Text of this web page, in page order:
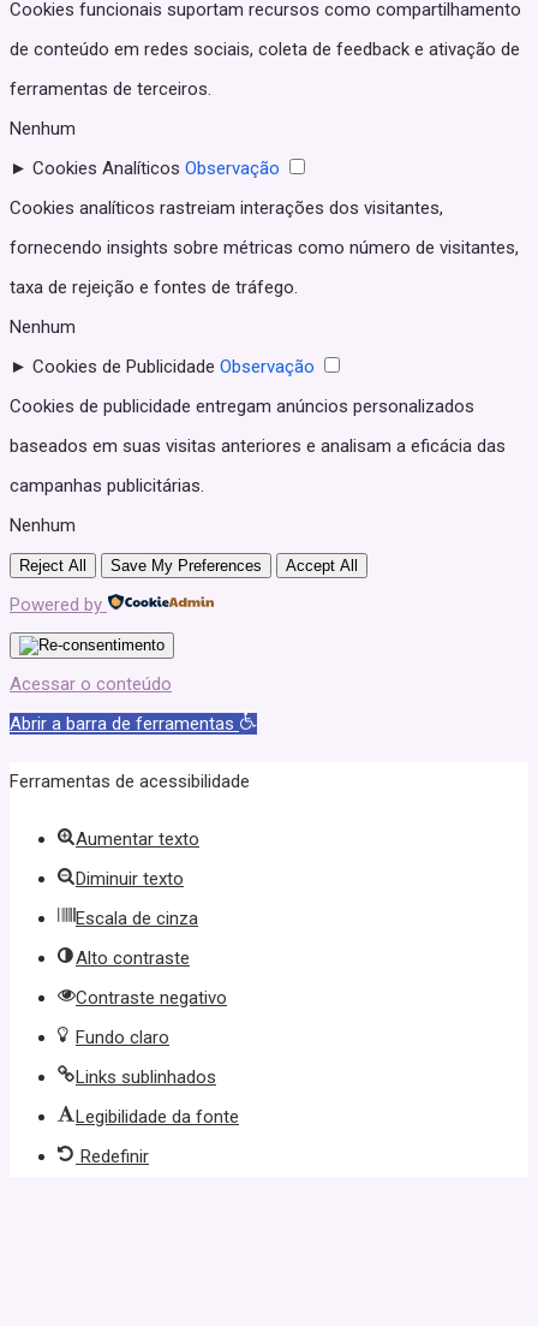
Cookies funcionais suportam recursos como compartilhamento
de conteúdo em redes sociais, coleta de feedback e ativação de
ferramentas de terceiros.
Nenhum
► Cookies Analíticos Observação
Cookies analíticos rastreiam interações dos visitantes,
fornecendo insights sobre métricas como número de visitantes,
taxa de rejeição e fontes de tráfego.
Nenhum
► Cookies de Publicidade Observação
Cookies de publicidade entregam anúncios personalizados
baseados em suas visitas anteriores e analisam a eficácia das
campanhas publicitárias.
Nenhum
Reject All Save My Preferences Accept All
Powered by
Acessar o conteúdo
Abrir a barra de ferramentas
Ferramentas de acessibilidade
Aumentar texto
Diminuir texto
Escala de cinza
Alto contraste
Contraste negativo
Fundo claro
Links sublinhados
Legibilidade da fonte
Redefinir